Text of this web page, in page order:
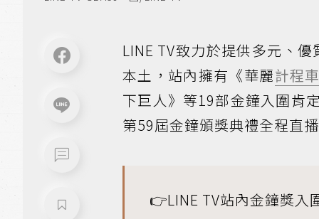
LINE TV致力於提供多元、
本土，站內擁有《華麗計程
下巨人》等19部金鐘入圍肯
第59屆金鐘頒獎典禮全程直
👉LINE TV站內金鐘獎入